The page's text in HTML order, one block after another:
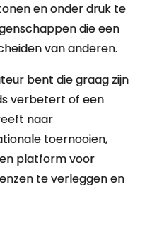
en onder druk te
die een
van anderen.
bent die graag zijn
verbetert of een
naar
toernooien,
platform voor
te verleggen en